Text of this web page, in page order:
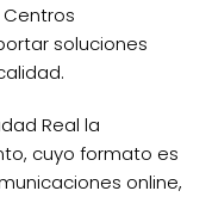
soluciones
Real la
cuyo formato es
online,